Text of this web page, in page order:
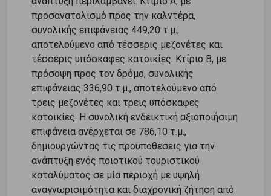
προσανατολισμό προς την καλντέρα,
συνολικής επιφάνειας 449,20 τ.μ.,
αποτελούμενο από τέσσερις μεζονέτες και
τέσσερις υπόσκαφες κατοικίες. Κτίριο Β, με
πρόσοψη προς τον δρόμο, συνολικής
επιφάνειας 336,90 τ.μ., αποτελούμενο από
τρεις μεζονέτες και τρεις υπόσκαφες
κατοικίες. Η συνολική ενδεικτική αξιοποιήσιμη
επιφάνεια ανέρχεται σε 786,10 τ.μ.,
δημιουργώντας τις προϋποθέσεις για την
ανάπτυξη ενός ποιοτικού τουριστικού
καταλύματος σε μία περιοχή με υψηλή
αναγνωρισιμότητα και διαχρονική ζήτηση από